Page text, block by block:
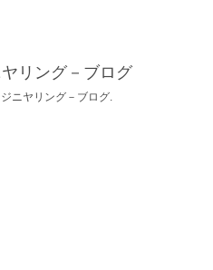
リング－ブログ
ニヤリング－ブログ.